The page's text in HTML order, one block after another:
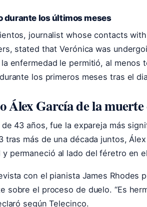
durante los últimos meses
journalist whose contacts
stated that Verónica was
enfermedad le permitió, al
los primeros meses tras el
Álex García de la
de 43 años, fue la expareja más
tras más de una década juntos,
y permaneció al lado del féretro en
con el pianista James Rhodes
sobre el proceso de duelo. “Es
según Telecinco.